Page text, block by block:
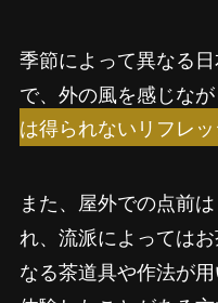
季節によって異なる
で、外の風を感じなが
は得られないリフレ
また、屋外での点前
れ、流派によっては
なる茶道具や作法が